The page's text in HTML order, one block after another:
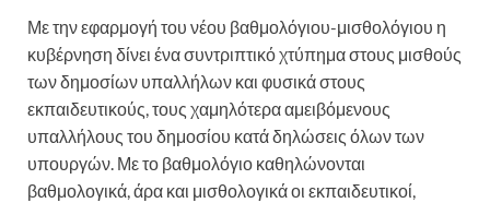
Με την εφαρμογή του νέου βαθμολόγιου-μισθολόγιου η
κυβέρνηση δίνει ένα συντριπτικό χτύπημα στους μισθούς
των δημοσίων υπαλλήλων και φυσικά στους
εκπαιδευτικούς, τους χαμηλότερα αμειβόμενους
υπαλλήλους του δημοσίου κατά δηλώσεις όλων των
υπουργών. Με το βαθμολόγιο καθηλώνονται
βαθμολογικά, άρα και μισθολογικά οι εκπαιδευτικοί,